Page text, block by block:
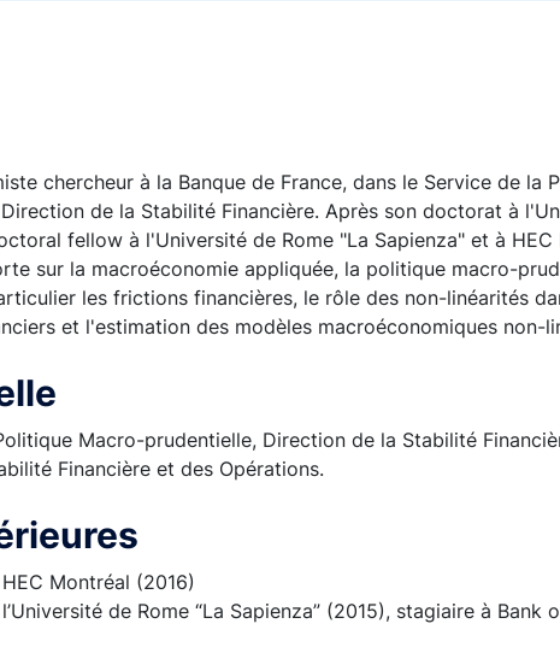
chercheur à la Banque de France, dans le Service de la
de la Stabilité Financière. Après son doctorat à
fellow à l'Université de Rome "La Sapienza" et à HEC
sur la macroéconomie appliquée, la politique macro-
les frictions financières, le rôle des non-linéarités
et l'estimation des modèles macroéconomiques non-
Macro-prudentielle, Direction de la Stabilité
Financière et des Opérations.
Montréal (2016)
de Rome “La Sapienza” (2015), stagiaire à Bank